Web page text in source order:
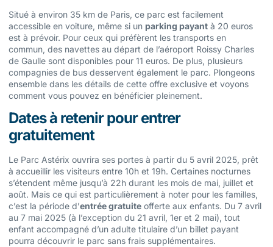
Situé à environ 35 km de Paris, ce parc est facilement
accessible en voiture, même si un parking payant à 20 euros
est à prévoir. Pour ceux qui préfèrent les transports en
commun, des navettes au départ de l’aéroport Roissy Charles
de Gaulle sont disponibles pour 11 euros. De plus, plusieurs
compagnies de bus desservent également le parc. Plongeons
ensemble dans les détails de cette offre exclusive et voyons
comment vous pouvez en bénéficier pleinement.
Dates à retenir pour entrer
gratuitement
Le Parc Astérix ouvrira ses portes à partir du 5 avril 2025, prêt
à accueillir les visiteurs entre 10h et 19h. Certaines nocturnes
s’étendent même jusqu’à 22h durant les mois de mai, juillet et
août. Mais ce qui est particulièrement à noter pour les familles,
c’est la période d’entrée gratuite offerte aux enfants. Du 7 avril
au 7 mai 2025 (à l’exception du 21 avril, 1er et 2 mai), tout
enfant accompagné d’un adulte titulaire d’un billet payant
pourra découvrir le parc sans frais supplémentaires.